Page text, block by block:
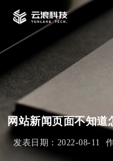
网站新闻页面不知道
发表日期：2022-08-11